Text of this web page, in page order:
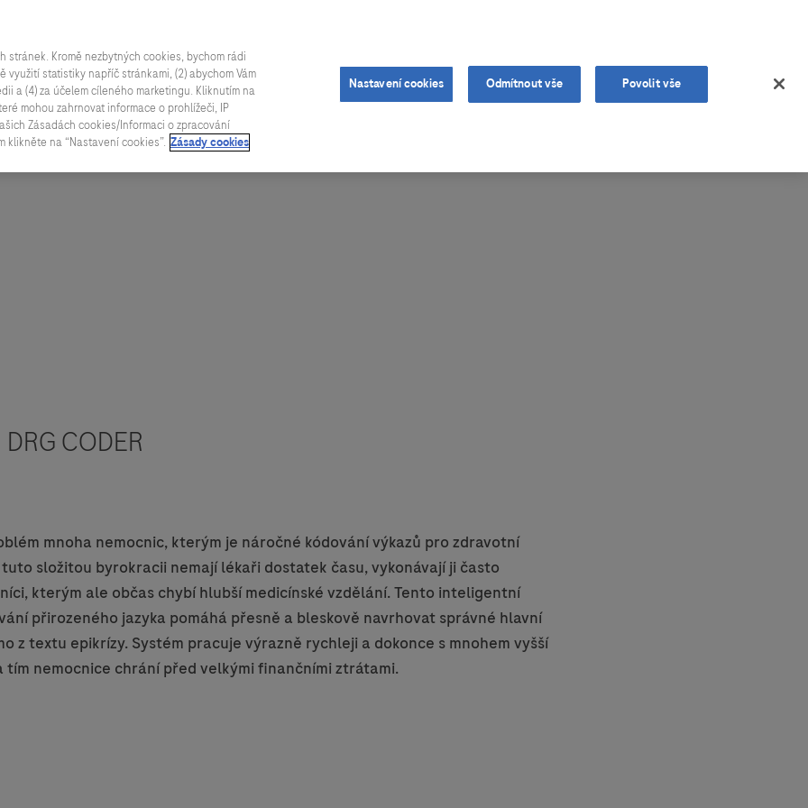
CODER
mnoha nemocnic, kterým je náročné kódování výkazů pro zdravotní
složitou byrokracii nemají lékaři dostatek času, vykonávají ji často
kterým ale občas chybí hlubší medicínské vzdělání. Tento inteligentní
přirozeného jazyka pomáhá přesně a bleskově navrhovat správné hlavní
z textu epikrízy. Systém pracuje výrazně rychleji a dokonce s mnohem vyšší
tím nemocnice chrání před velkými finančními ztrátami.
stránek. Kromě nezbytných cookies, bychom rádi
statistiky napříč stránkami, (2) abychom Vám
a (4) za účelem cíleného marketingu. Kliknutím na
mohou zahrnovat informace o prohlížeči, IP
Zásadách cookies/Informaci o zpracování
na “Nastavení cookies”. Zásady cookies
Nastavení cookies Odmítnout vše Povolit vše